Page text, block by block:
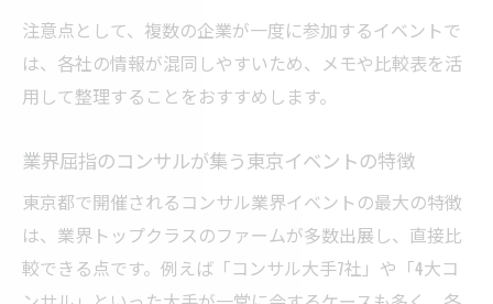
動向を把握するならコンサルイベント活用が有
効
業界動向を知るならコンサルイベントが最
東京都開催イベントで業界の今を知る方法
コンサル業界の変化に気付くイベントチェ
ック
注意点として、複数の企業が一度に参加するイベントで
は、各社の情報が混同しやすいため、メモや比較表を活
用して整理することをおすすめします。
業界屈指のコンサルが集う東京イベントの特徴
東京都で開催されるコンサル業界イベントの最大の特徴
は、業界トップクラスのファームが多数出展し、直接比
較できる点です。例えば「コンサル大手7社」や「4大コ